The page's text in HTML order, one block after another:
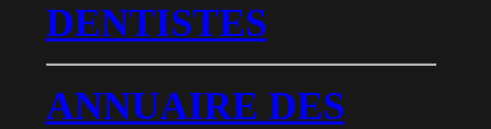
DENTISTES
ANNUAIRE DES